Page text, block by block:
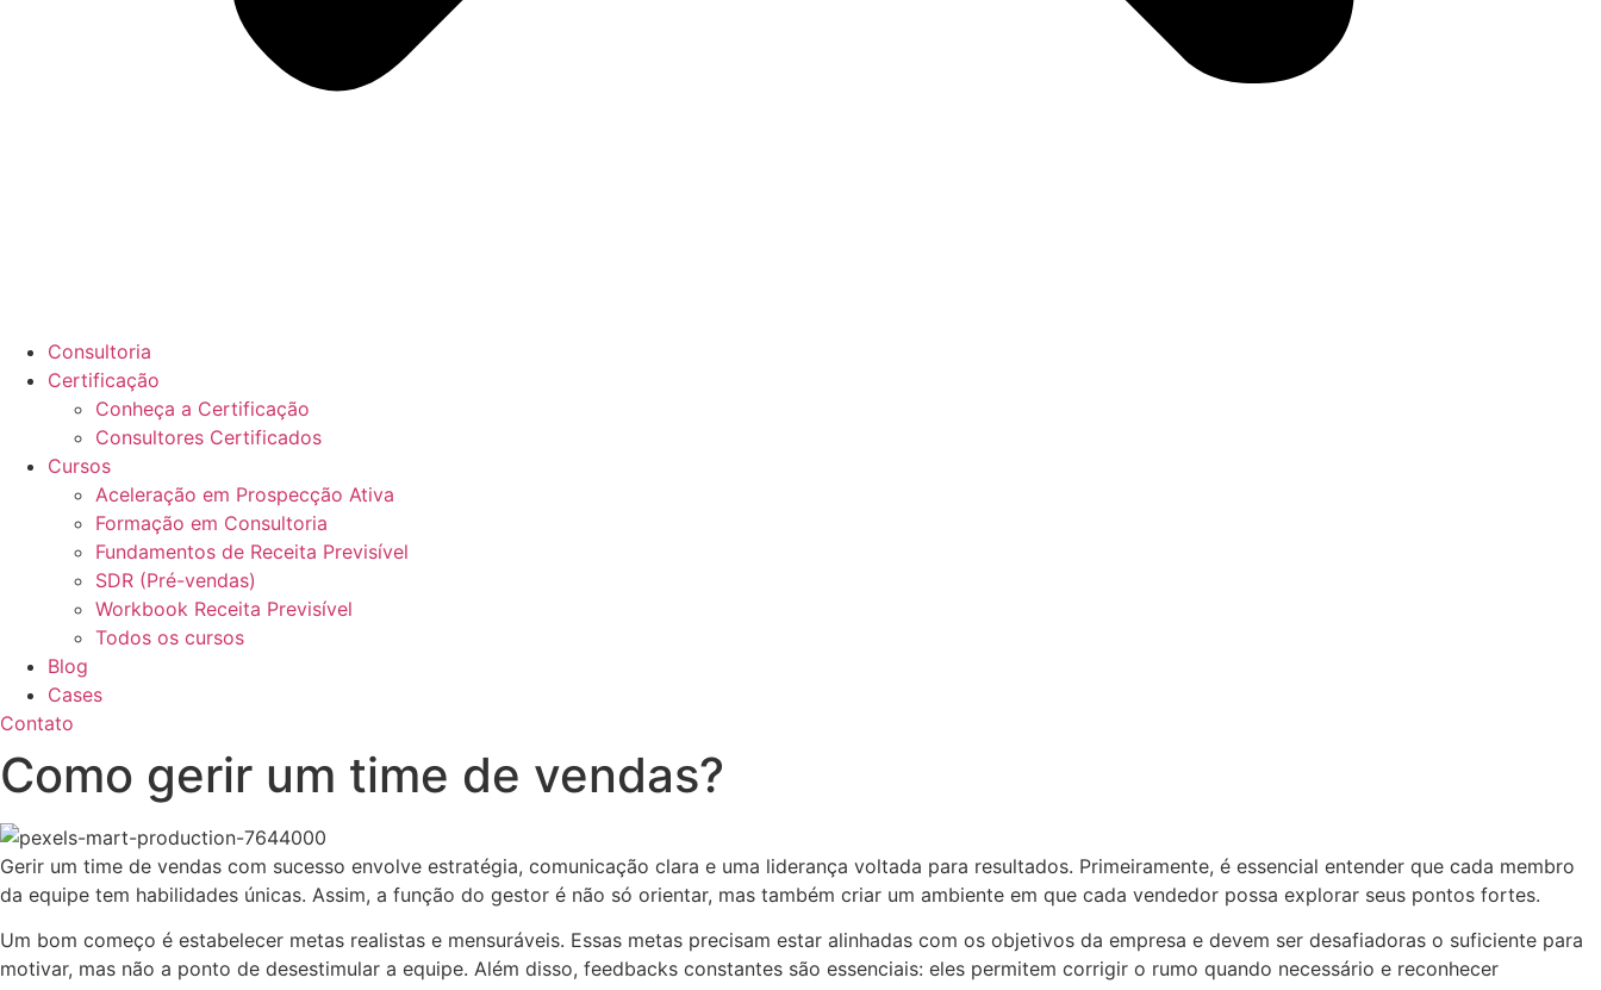
Consultoria
Certificação
Conheça a Certificação
Consultores Certificados
Cursos
Aceleração em Prospecção Ativa
Formação em Consultoria
Fundamentos de Receita Previsível
SDR (Pré-vendas)
Workbook Receita Previsível
Todos os cursos
Blog
Cases
Contato
Como gerir um time de vendas?
Gerir um time de vendas com sucesso envolve estratégia, comunicação clara e uma liderança voltada para resultados. Primeiramente, é essencial entender que cada membro
da equipe tem habilidades únicas. Assim, a função do gestor é não só orientar, mas também criar um ambiente em que cada vendedor possa explorar seus pontos fortes.
Um bom começo é estabelecer metas realistas e mensuráveis. Essas metas precisam estar alinhadas com os objetivos da empresa e devem ser desafiadoras o suficiente para
motivar, mas não a ponto de desestimular a equipe. Além disso, feedbacks constantes são essenciais: eles permitem corrigir o rumo quando necessário e reconhecer